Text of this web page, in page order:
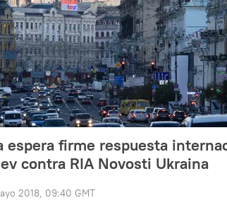
espera firme respuesta
contra RIA Novosti Ukraina
2018, 09:40 GMT